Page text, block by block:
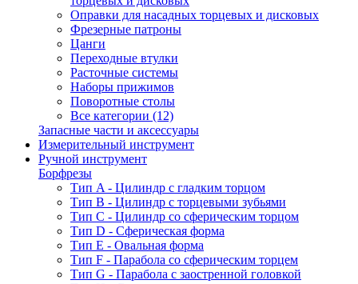
Оправки для насадных торцевых и дисковых
Фрезерные патроны
Цанги
Переходные втулки
Расточные системы
Наборы прижимов
Поворотные столы
Все категории (12)
Запасные части и аксессуары
Измерительный инструмент
Ручной инструмент
Борфрезы
Тип A - Цилиндр с гладким торцом
Тип В - Цилиндр с торцевыми зубьями
Тип С - Цилиндр со сферическим торцом
Тип D - Сферическая форма
Тип Е - Овальная форма
Тип F - Парабола со сферическим торцем
Тип G - Парабола с заостренной головкой